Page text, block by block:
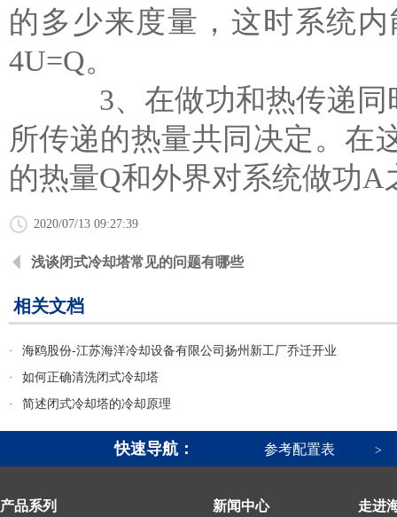
的多少来度量，这时系统
4U=Q。
3、在做功和热传递同时
所传递的热量共同决定。在
的热量Q和外界对系统做功A
2020/07/13 09:27:39
浅谈闭式冷却塔常见的问题有哪些
相关文档
·
海鸥股份-江苏海洋冷却设备有限公司扬州新工厂乔迁开业
·
如何正确清洗闭式冷却塔
·
简述闭式冷却塔的冷却原理
快速导航： 参考配置表 >
产品系列 新闻中心 走进